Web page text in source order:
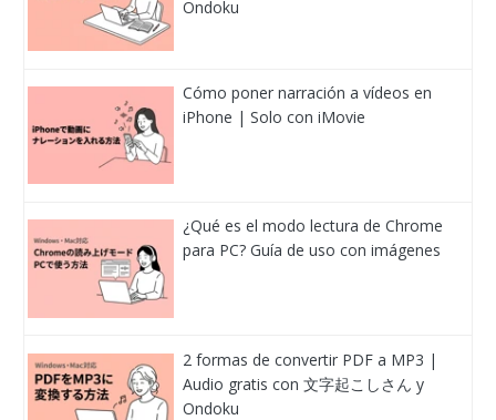
Ondoku
Cómo poner narración a vídeos en
iPhone | Solo con iMovie
¿Qué es el modo lectura de Chrome
para PC? Guía de uso con imágenes
2 formas de convertir PDF a MP3 |
Audio gratis con 文字起こしさん y
Ondoku